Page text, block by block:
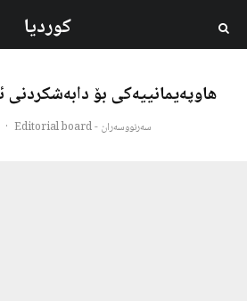
کوردیا
هاوپەیمانییەکی بۆ
سەرنووسەران - Editorial board ·